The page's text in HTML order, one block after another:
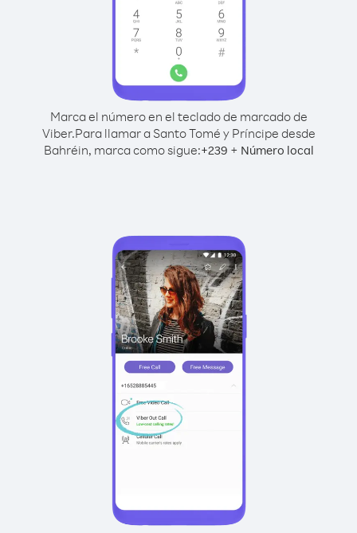
Marca el número en el teclado de marcado de
Viber.Para llamar a Santo Tomé y Príncipe desde
Bahréin, marca como sigue:+239 + Número local